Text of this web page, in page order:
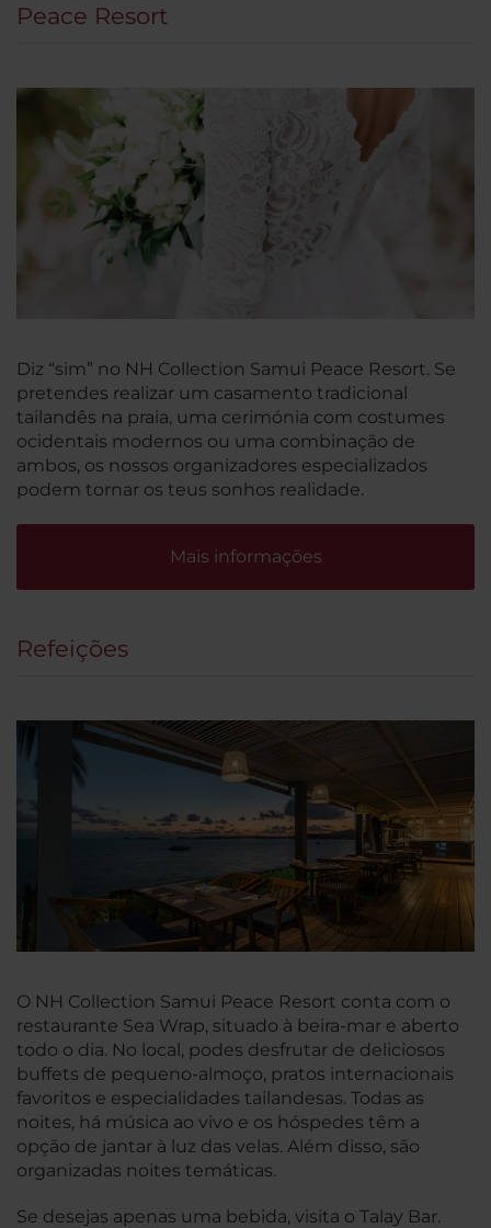
Peace Resort
Diz “sim” no NH Collection Samui Peace Resort. Se
pretendes realizar um casamento tradicional
tailandês na praia, uma cerimónia com costumes
ocidentais modernos ou uma combinação de
ambos, os nossos organizadores especializados
podem tornar os teus sonhos realidade.
Mais informações
Refeições
O NH Collection Samui Peace Resort conta com o
restaurante Sea Wrap, situado à beira-mar e aberto
todo o dia. No local, podes desfrutar de deliciosos
buffets de pequeno-almoço, pratos internacionais
favoritos e especialidades tailandesas. Todas as
noites, há música ao vivo e os hóspedes têm a
opção de jantar à luz das velas. Além disso, são
organizadas noites temáticas.
Se desejas apenas uma bebida, visita o Talay Bar.